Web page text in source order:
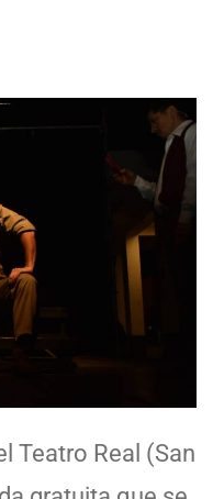
Teatro Real (San